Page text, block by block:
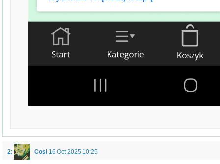
2: Cosi 16 Oct 2025 10:25